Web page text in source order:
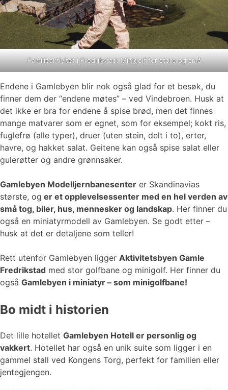
Familieaktivitet i Fredrikstad: Minigolf for store og små
Endene i Gamlebyen blir nok også glad for et besøk, du
finner dem der “endene møtes” – ved Vindebroen. Husk at
det ikke er bra for endene å spise brød, men det finnes
mange matvarer som er egnet, som for eksempel; kokt ris,
fuglefrø (alle typer), druer (uten stein, delt i to), erter,
havre, og hakket salat. Geitene kan også spise salat eller
gulerøtter og andre grønnsaker.
Gamlebyen Modelljernbanesenter er Skandinavias
største, og er et opplevelsessenter med en hel verden av
små tog, biler, hus, mennesker og landskap. Her finner du
også en miniatyrmodell av Gamlebyen. Se godt etter –
husk at det er detaljene som teller!
Rett utenfor Gamlebyen ligger Aktivitetsbyen Gamle
Fredrikstad med stor golfbane og minigolf. Her finner du
også Gamlebyen i miniatyr – som minigolfbane!
Bo midt i historien
Det lille hotellet Gamlebyen Hotell er personlig og
vakkert. Hotellet har også en unik suite som ligger i en
gammel stall ved Kongens Torg, perfekt for familien eller
jentegjengen.